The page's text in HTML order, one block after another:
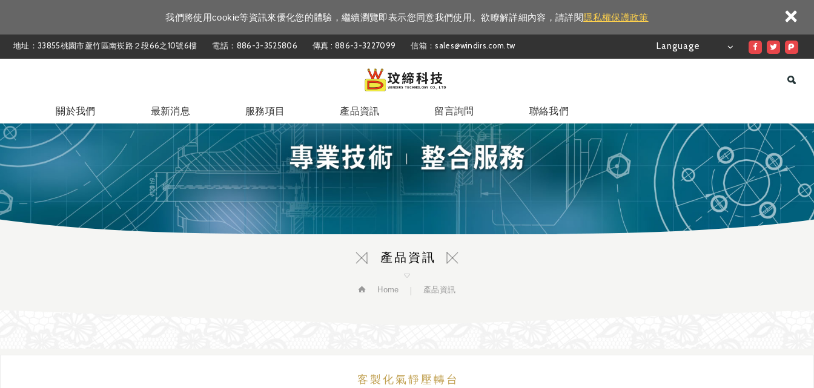
我們將使用cookie等資訊來優化您的體驗，繼續瀏覽即表示您同意我們使用。欲瞭解詳細內容，請詳閱隱私權保護政策 ×
地址：33855桃園市蘆竹區南崁路２段66之10號6樓 電話：886-3-3525806 傳真 : 886-3-3227099 信箱：sales@windirs.com.tw Language
關於我們 最新消息 服務項目 產品資訊 留言詢問 聯絡我們
產品資訊
Home 產品資訊
客製化氣靜壓轉台